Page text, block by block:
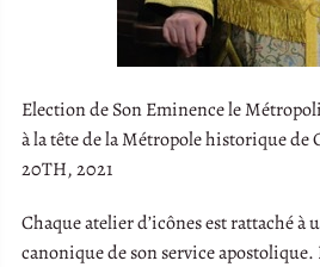
Election de Son Eminence le
à la tête de la Métropole historique de
20TH, 2021
Chaque atelier d’icônes est rattaché à
canonique de son service apostolique.